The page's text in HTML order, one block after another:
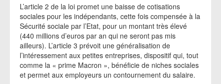
L’article 2 de la loi promet une baisse de cotisations
sociales pour les indépendants, cette fois compensée à la
Sécurité sociale par l’Etat, pour un montant très élevé
(440 millions d’euros par an qui ne seront pas mis
ailleurs). L’article 3 prévoit une généralisation de
l’intéressement aux petites entreprises, dispositif qui, tout
comme la « prime Macron », bénéficie de niches sociales
et permet aux employeurs un contournement du salaire.